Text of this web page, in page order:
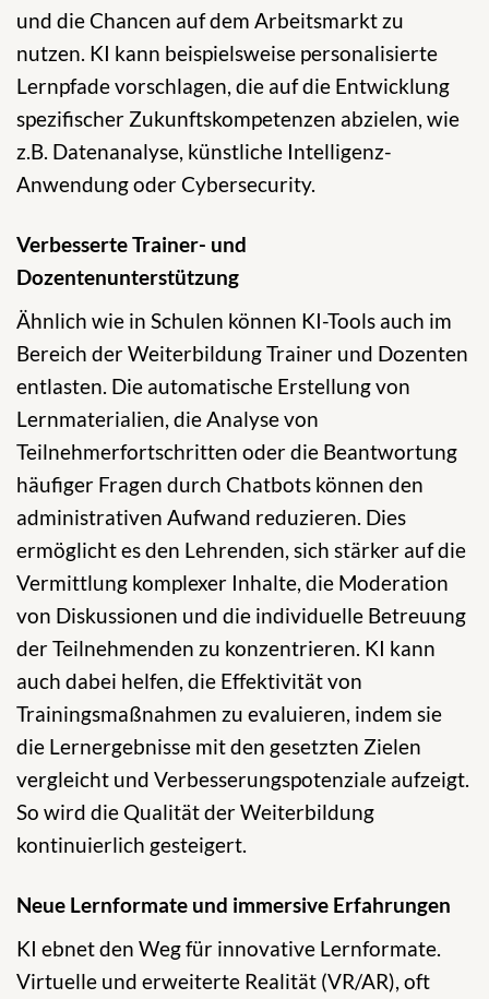
und die Chancen auf dem Arbeitsmarkt zu
nutzen. KI kann beispielsweise personalisierte
Lernpfade vorschlagen, die auf die Entwicklung
spezifischer Zukunftskompetenzen abzielen, wie
z.B. Datenanalyse, künstliche Intelligenz-
Anwendung oder Cybersecurity.
Verbesserte Trainer- und
Dozentenunterstützung
Ähnlich wie in Schulen können KI-Tools auch im
Bereich der Weiterbildung Trainer und Dozenten
entlasten. Die automatische Erstellung von
Lernmaterialien, die Analyse von
Teilnehmerfortschritten oder die Beantwortung
häufiger Fragen durch Chatbots können den
administrativen Aufwand reduzieren. Dies
ermöglicht es den Lehrenden, sich stärker auf die
Vermittlung komplexer Inhalte, die Moderation
von Diskussionen und die individuelle Betreuung
der Teilnehmenden zu konzentrieren. KI kann
auch dabei helfen, die Effektivität von
Trainingsmaßnahmen zu evaluieren, indem sie
die Lernergebnisse mit den gesetzten Zielen
vergleicht und Verbesserungspotenziale aufzeigt.
So wird die Qualität der Weiterbildung
kontinuierlich gesteigert.
Neue Lernformate und immersive Erfahrungen
KI ebnet den Weg für innovative Lernformate.
Virtuelle und erweiterte Realität (VR/AR), oft